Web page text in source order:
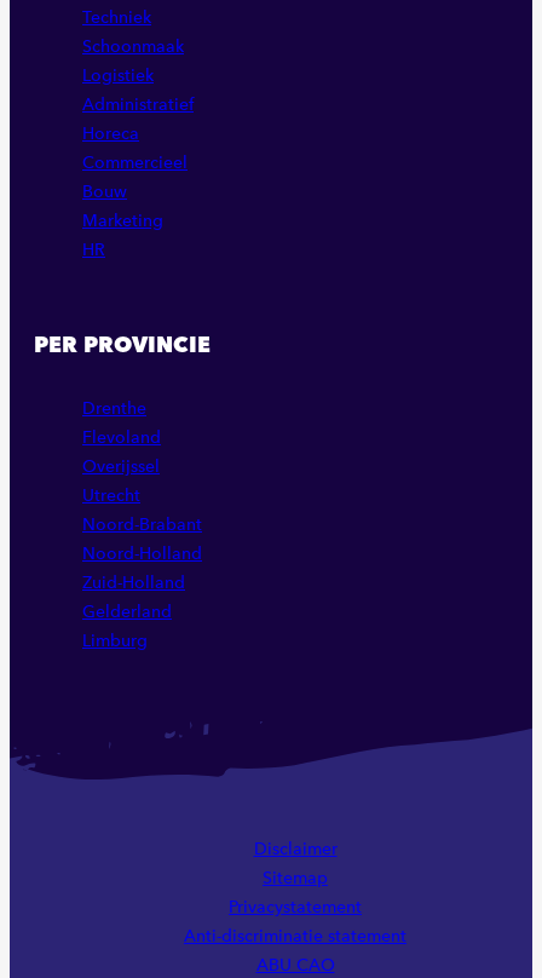
Techniek
Schoonmaak
Logistiek
Administratief
Horeca
Commercieel
Bouw
Marketing
HR
PER PROVINCIE
Drenthe
Flevoland
Overijssel
Utrecht
Noord-Brabant
Noord-Holland
Zuid-Holland
Gelderland
Limburg
Disclaimer
Sitemap
Privacystatement
Anti-discriminatie statement
ABU CAO